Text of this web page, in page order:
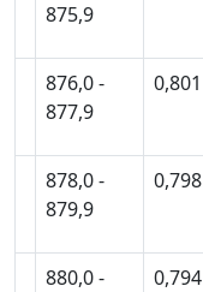
875,9
876,0 -
877,9
0,801
878,0 -
879,9
0,798
880,0 -
0,794